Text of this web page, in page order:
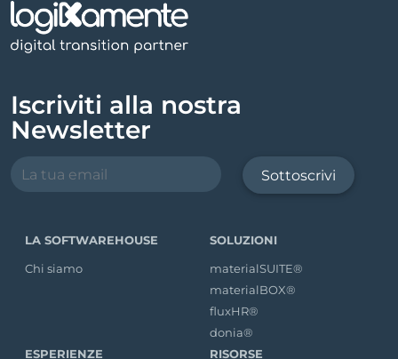
Iscriviti alla nostra
Newsletter
Sottoscrivi
LA SOFTWAREHOUSE
Chi siamo
SOLUZIONI
materialSUITE®
materialBOX®
fluxHR®
donia®
ESPERIENZE
RISORSE